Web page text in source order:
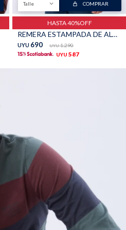
Talle COMPRAR
HASTA 40%OFF
REMERA ESTAMPADA DE ALGODÓN - INDIGO
UYU 690 UYU 1.290
UYU 587
Uniformes empresariales